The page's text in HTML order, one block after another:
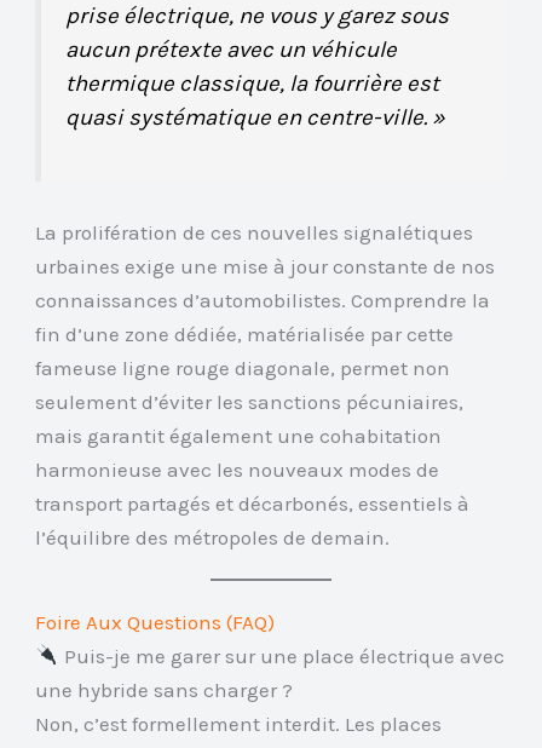
prise électrique, ne vous y garez sous
aucun prétexte avec un véhicule
thermique classique, la fourrière est
quasi systématique en centre-ville. »
La prolifération de ces nouvelles signalétiques
urbaines exige une mise à jour constante de nos
connaissances d’automobilistes. Comprendre la
fin d’une zone dédiée, matérialisée par cette
fameuse ligne rouge diagonale, permet non
seulement d’éviter les sanctions pécuniaires,
mais garantit également une cohabitation
harmonieuse avec les nouveaux modes de
transport partagés et décarbonés, essentiels à
l’équilibre des métropoles de demain.
Foire Aux Questions (FAQ)
Puis-je me garer sur une place électrique avec
une hybride sans charger ?
Non, c’est formellement interdit. Les places